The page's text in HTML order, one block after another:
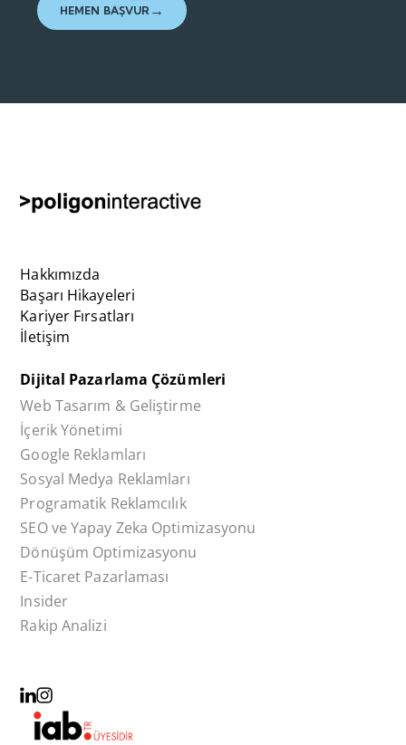
HEMEN BAŞVUR
Hakkımızda
Başarı Hikayeleri
Kariyer Fırsatları
İletişim
Dijital Pazarlama Çözümleri
Web Tasarım & Geliştirme
İçerik Yönetimi
Google Reklamları
Sosyal Medya Reklamları
Programatik Reklamcılık
SEO ve Yapay Zeka Optimizasyonu
Dönüşüm Optimizasyonu
E-Ticaret Pazarlaması
Insider
Rakip Analizi